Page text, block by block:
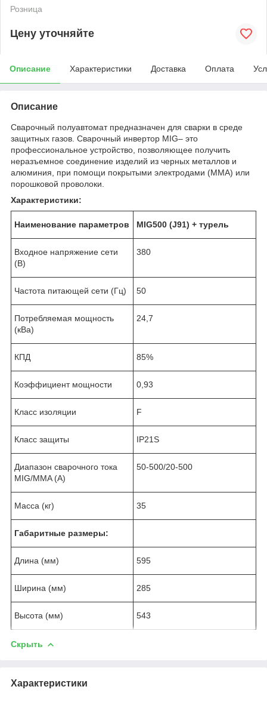
Розница
Цену уточняйте
Описание Характеристики Доставка Оплата
Описание
Сварочный полуавтомат предназначен для сварки в среде
защитных газов. Сварочный инвертор MIG– это
профессиональное устройство, позволяющее получить
неразъемное соединение изделий из черных металлов и
алюминия, при помощи покрытыми электродами (ММА) или
порошковой проволоки.
Характеристики:
Наименование параметров MIG500 (J91) + турель
Входное напряжение сети
(В)
380
Частота питающей сети (Гц) 50
Потребляемая мощность
(кВа)
24,7
КПД 85%
Коэффициент мощности 0,93
Класс изоляции F
Класс защиты IP21S
Диапазон сварочного тока
MIG/MMA (А)
50-500/20-500
Масса (кг) 35
Габаритные размеры:
Длина (мм) 595
Ширина (мм) 285
Высота (мм) 543
Скрыть
Характеристики